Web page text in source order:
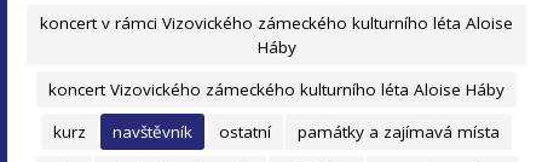
koncert v rámci Vizovického zámeckého kulturního léta Aloise
Háby
koncert Vizovického zámeckého kulturního léta Aloise Háby
kurz
navštěvník ostatní
památky a zajímavá místa